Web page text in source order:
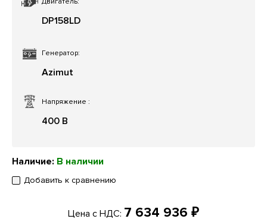
DP158LD
Напряжение :
400 В
Генератор:
Azimut
Наличие: В наличии
Добавить к сравнению
Цена с НДС: 7 634 936 ₽